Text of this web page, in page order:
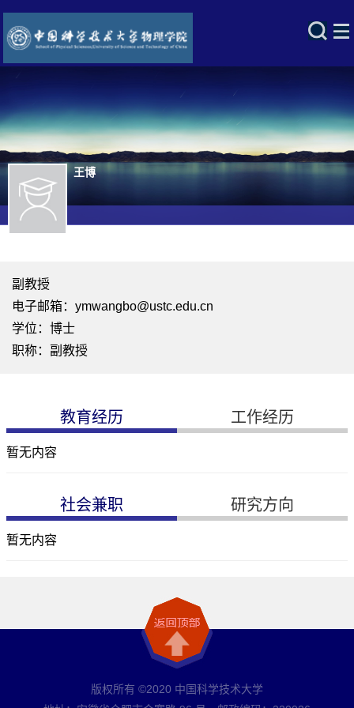
王博
副教授
电子邮箱： ymwangbo@ustc.edu.cn
学位：博士
职称：副教授
教育经历 工作经历
暂无内容
社会兼职 研究方向
暂无内容
版权所有 ©2020 中国科学技术大学